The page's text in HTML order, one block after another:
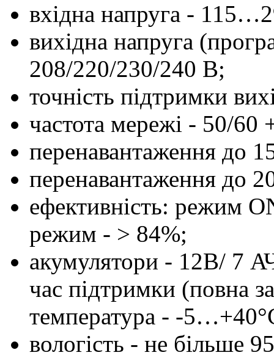
вхідна напруга -
вихідна напруга
208/220/230/240 В;
точність підтримки
частота мережі - 50/60
перенавантаження до
перенавантаження до
ефективність: режим
режим - > 84%;
акумулятори - 12В/ 7
час підтримки (повна
температура - -
вологість - не більше